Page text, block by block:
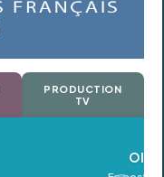
PRODUCTION
TV